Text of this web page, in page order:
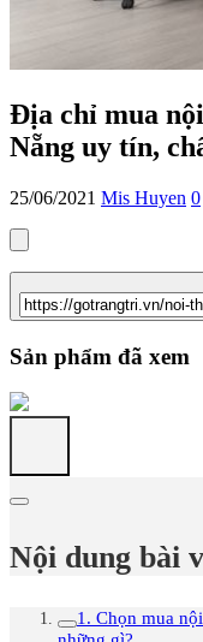
Địa chỉ mua
Nẵng uy tín,
25/06/2021 Mis Huyen 0
Sản phẩm đã xem
Nội dung bài
1. Chọn mua